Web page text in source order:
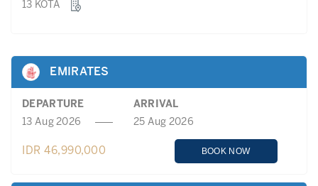
13 KOTA
EMIRATES
DEPARTURE
ARRIVAL
13 Aug 2026
25 Aug 2026
IDR 46,990,000 BOOK NOW